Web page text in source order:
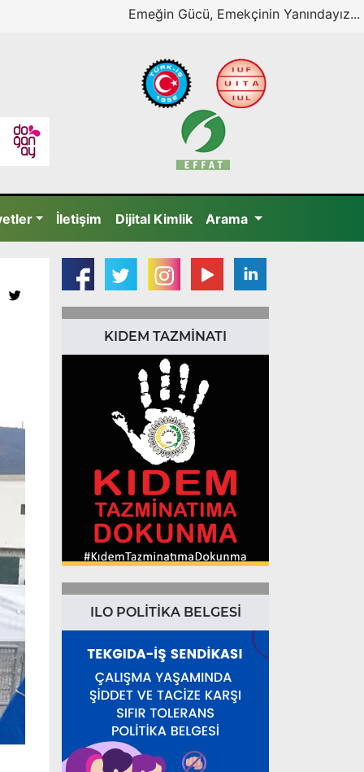
Emeğin Gücü, Emekçinin Yanındayız...
İletişim Dijital Kimlik Arama
KIDEM TAZMİNATI
ILO POLİTİKA BELGESİ